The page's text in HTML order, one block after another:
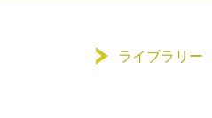
ライブラリー